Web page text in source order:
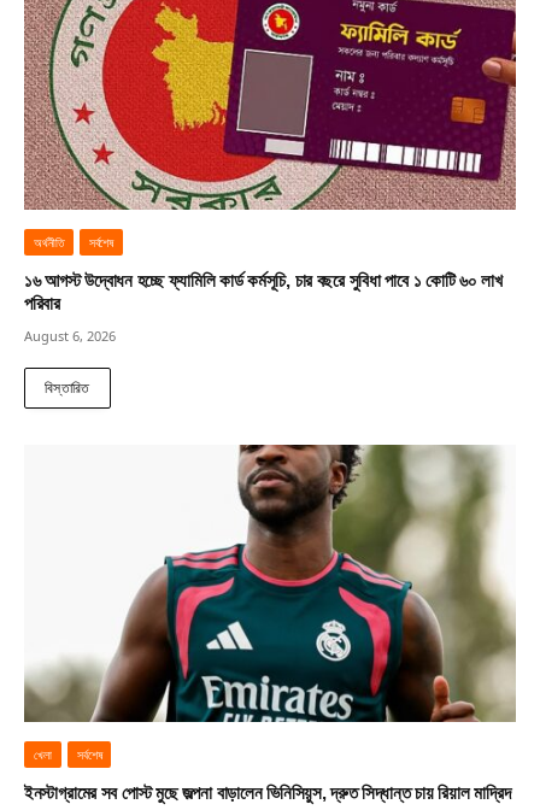
অর্থনীতি সর্বশেষ
১৬ আগস্ট উদ্বোধন হচ্ছে ফ্যামিলি কার্ড কর্মসূচি, চার বছরে সুবিধা পাবে ১ কোটি ৬০ লাখ
পরিবার
August 6, 2026
বিস্তারিত
খেলা সর্বশেষ
ইনস্টাগ্রামের সব পোস্ট মুছে জল্পনা বাড়ালেন ভিনিসিয়ুস, দ্রুত সিদ্ধান্ত চায় রিয়াল মাদ্রিদ